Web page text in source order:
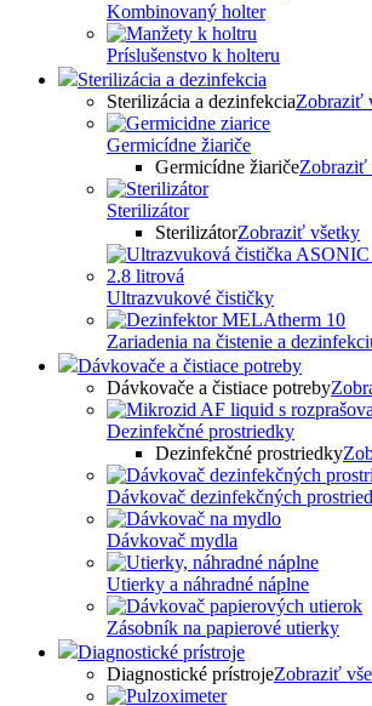
Kombinovaný holter
Príslušenstvo k holteru
Sterilizácia a dezinfekcia
Sterilizácia a dezinfekciaZobraziť
Germicídne žiariče
Germicídne žiaričeZobraziť
Sterilizátor
SterilizátorZobraziť všetky
Ultrazvukové čističky
Zariadenia na čistenie a
Dávkovače a čistiace potreby
Dávkovače a čistiace potreby
Dezinfekčné prostriedky
Dezinfekčné prostriedky
Dávkovač dezinfekčných
Dávkovač mydla
Utierky a náhradné náplne
Zásobník na papierové utierky
Diagnostické prístroje
Diagnostické prístrojeZobraziť